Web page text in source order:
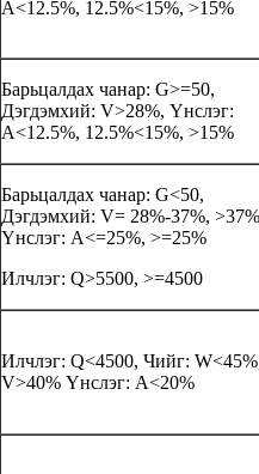
A<12.5%, 12.5%<15%, >15%
Барьцалдах чанар: G>=50,
Дэгдэмхий: V>28%, Үнслэг:
A<12.5%, 12.5%<15%, >15%
Барьцалдах чанар: G<50,
Дэгдэмхий: V= 28%-37%, >37%
Үнслэг: A<=25%, >=25%
Илчлэг: Q>5500, >=4500
Илчлэг: Q<4500, Чийг:
V>40% Үнслэг: A<20%